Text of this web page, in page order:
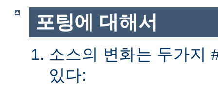
포팅에 대해서
소스의 변화는 두가지
있다: